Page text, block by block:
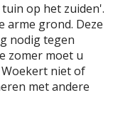
op het zuiden'.
arme grond. Deze
nodig tegen
zomer moet u
niet of
met andere